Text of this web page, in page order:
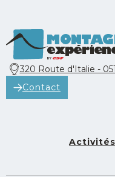
320 Route d'Italie -
Contact